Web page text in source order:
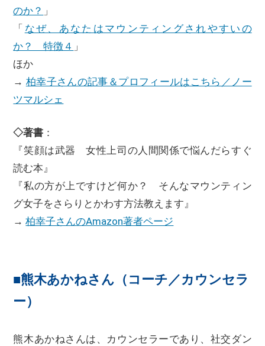
のか？ 」
「 なぜ、あなたはマウンティングされやすいの
か？ 特徴４ 」
ほか
→ 柏幸子さんの記事＆プロフィールはこちら／ノー
ツマルシェ
◇著書 ：
『笑顔は武器 女性上司の人間関係で悩んだらすぐ
読む本』
『私の方が上ですけど何か？ そんなマウンティン
グ女子をさらりとかわす方法教えます』
→柏幸子さんのAmazon著者ページ
■熊木あかねさん（コーチ／カウンセラ
ー）
熊木あかねさんは、カウンセラーであり、社交ダン